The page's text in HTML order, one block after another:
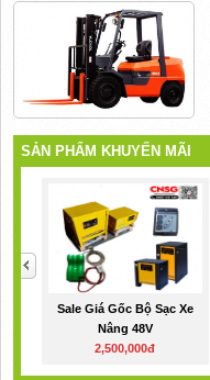
SẢN PHẨM KHUYẾN MÃI
Sale Giá Gốc Bộ Sạc Xe
Nâng 48V
2,500,000đ